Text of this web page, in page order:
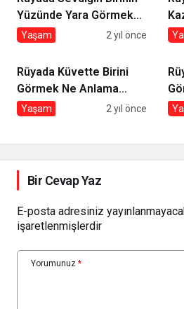
Yüzünde Yara Görmek
Ne Anlama Gelir?
Yaşam 2 yıl önce
Rüyada Küvette Birini
Görmek Ne Anlama
Gelir?
Yaşam 2 yıl önce
Bir Cevap Yaz
E-posta adresiniz
işaretlenmişlerdir
Yorumunuz *